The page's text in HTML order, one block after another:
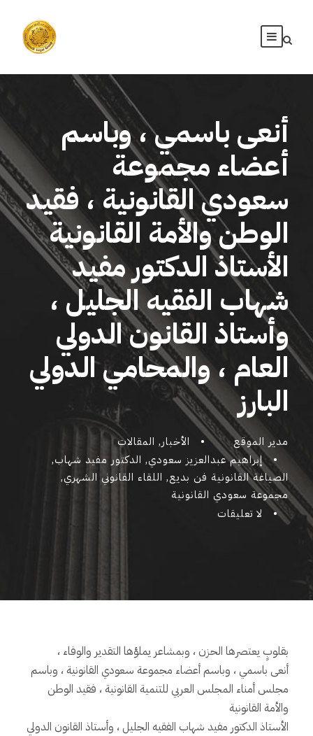
أنعى باسمي ، وباسم
أعضاء مجموعة
سعودي القانونية ، فقيد
الوطن والأمة القانونية
الأستاذ الدكتور مفيد
شهاب الفقيه الجليل ،
وأستاذ القانون الدولي
العام ، والمحامي الدولي
البارز
مدير الموقع • الأخبار, المقالات
•
إبراهيم عبدالعزيز سعودي, الدكتور مفيد شهاب,
الصياغة القانونية فن بديع, اللقاء القانوني الشهري,
مجموعة سعودي القانونية
•
لا تعليقات
بقلوبٍ يعتصرها الحزن ، وبمشاعر يملؤها التقدير والوفاء ،
أنعى باسمي ، وباسم أعضاء مجموعة سعودي القانونية ، وباسم
مجلس أمناء المجلس العربي للتنمية القانونية ، فقيد الوطن
والأمة القانونية
الأستاذ الدكتور مفيد شهاب الفقيه الجليل ، وأستاذ القانون الدولي